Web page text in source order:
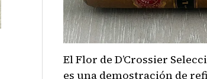
El Flor de D’Crossier
es una demostración de